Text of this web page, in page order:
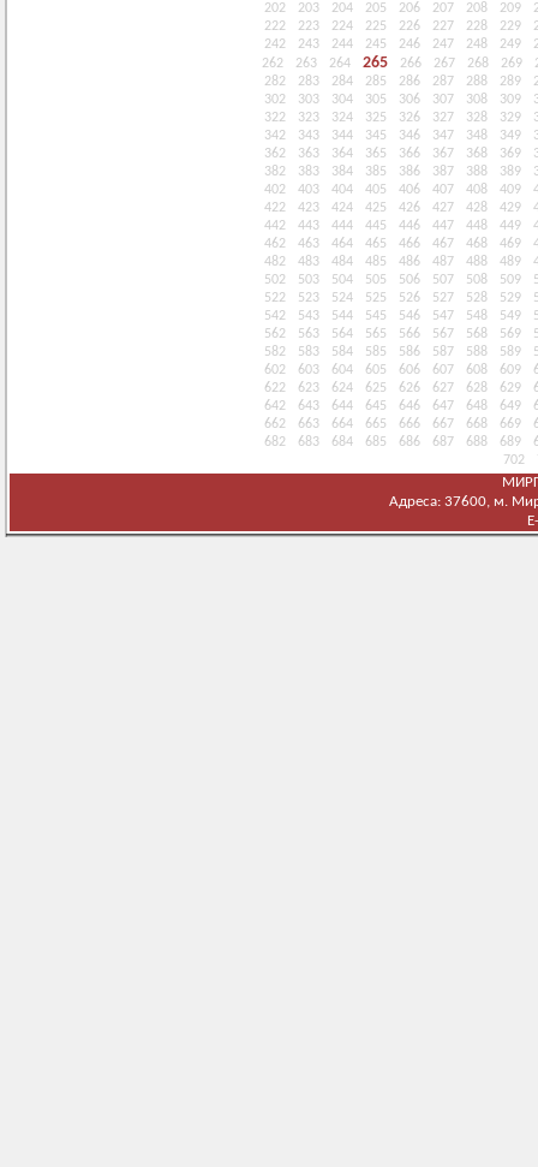
202
203 204 205 206 207 208 209
222
223 224 225 226 227 228 229
242
243 244 245 246 247 248 249
262
263 264 265 266 267 268 269
282
283 284 285 286 287 288 289
302
303 304 305 306 307 308 309
322
323 324 325 326 327 328 329
342
343 344 345 346 347 348 349
362
363 364 365 366 367 368 369
382
383 384 385 386 387 388 389
402
403 404 405 406 407 408 409
422
423 424 425 426 427 428 429
442
443 444 445 446 447 448 449
462
463 464 465 466 467 468 469
482
483 484 485 486 487 488 489
502
503 504 505 506 507 508 509
522
523 524 525 526 527 528 529
542
543 544 545 546 547 548 549
562
563 564 565 566 567 568 569
582
583 584 585 586 587 588 589
602
603 604 605 606 607 608 609
622
623 624 625 626 627 628 629
642
643 644 645 646 647 648 649
662
663 664 665 666 667 668 669
682
683 684 685 686 687 688 689
702
Адреса: 37600, м.